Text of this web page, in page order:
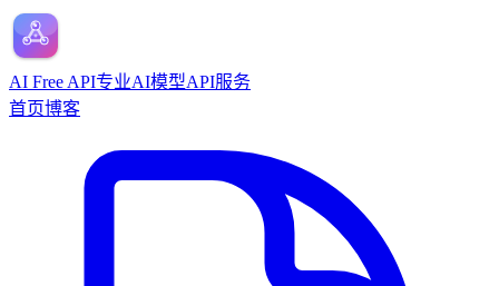
AI Free API专业AI模型API服务
首页博客